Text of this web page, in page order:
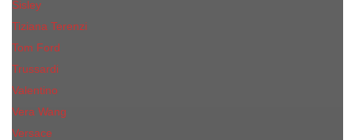
Sisley
Tiziana Terenzi
Tom Ford
Trussardi
Valentino
Vera Wang
Versace